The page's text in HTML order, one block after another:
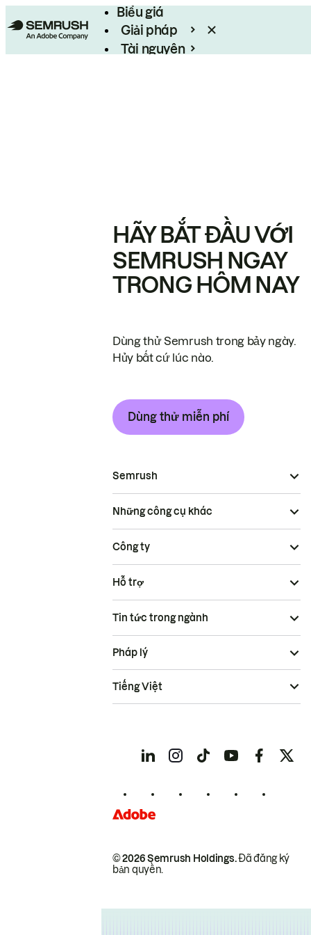
Biểu giá
Giải pháp
Tài nguyên
HÃY BẮT ĐẦU VỚI
SEMRUSH NGAY
TRONG HÔM NAY
Dùng thử Semrush trong bảy ngày.
Hủy bất cứ lúc nào.
Dùng thử miễn phí
Semrush
Những công cụ khác
Công ty
Hỗ trợ
Tin tức trong ngành
© 2026 Semrush Holdings.Đã đăng ký
bản quyền.
Pháp lý
Tiếng Việt